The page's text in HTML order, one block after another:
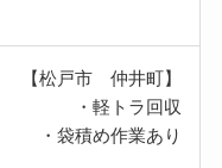
【松戸市 仲井町】
・軽トラ回収
・袋積め作業あり